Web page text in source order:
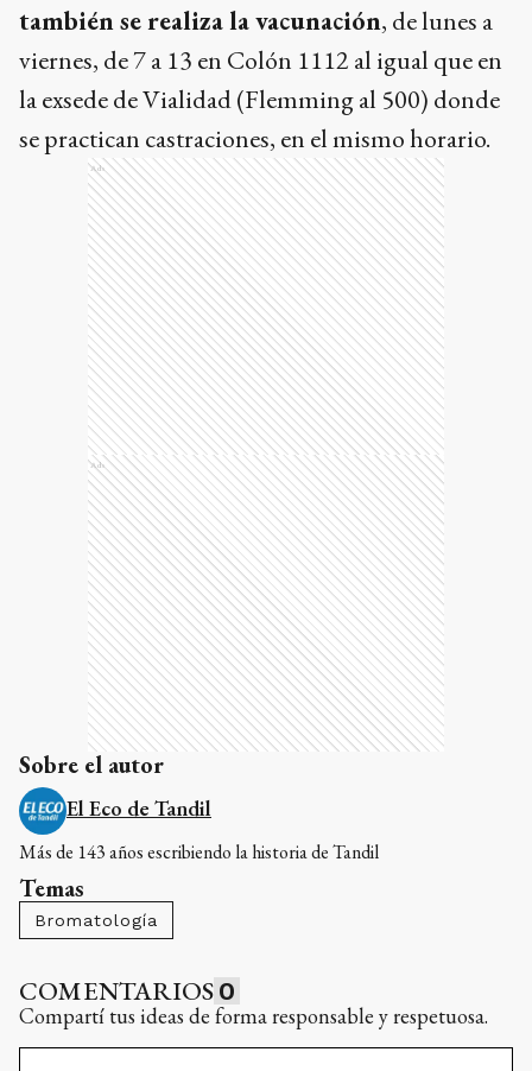
también se realiza la vacunación, de lunes a
viernes, de 7 a 13 en Colón 1112 al igual que en
la exsede de Vialidad (Flemming al 500) donde
se practican castraciones, en el mismo horario.
Ads
Ads
Sobre el autor
El Eco de Tandil
Más de 143 años escribiendo la historia de Tandil
Temas
Bromatología
COMENTARIOS 0
Compartí tus ideas de forma responsable y respetuosa.